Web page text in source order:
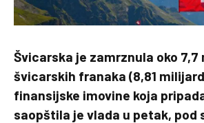
Švicarska je zamrznula oko 7,7
švicarskih franaka (8,81
finansijske imovine koja
saopštila je vlada u petak, pod